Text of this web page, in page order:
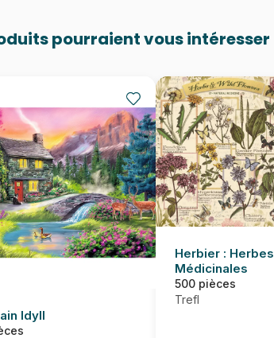
pourraient vous intéresser
Idyll
Herbier : Herbes
Médicinales
500 pièces
Trefl